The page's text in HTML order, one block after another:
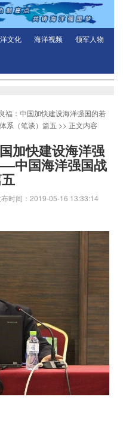
文化 海洋视频 领军人物
福：中国加快建设海洋强国的若
系（笔谈）篇五 >> 正文内容
加快建设海洋强
中国海洋强国战
间：2019-05-16 13:33:14